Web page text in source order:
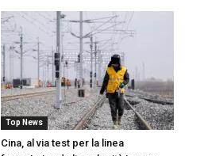
Top News
Cina, al via test per la linea